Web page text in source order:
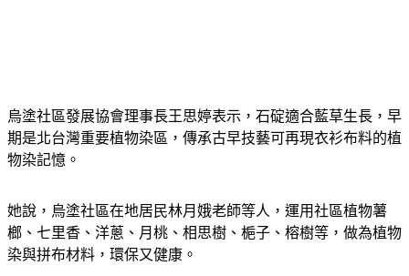
烏塗社區發展協會理事長王思婷表示，石碇適合藍草生長，早
期是北台灣重要植物染區，傳承古早技藝可再現衣衫布料的植
物染記憶。
她說，烏塗社區在地居民林月娥老師等人，運用社區植物薯
榔、七里香、洋蔥、月桃、相思樹、梔子、榕樹等，做為植物
染與拼布材料，環保又健康。